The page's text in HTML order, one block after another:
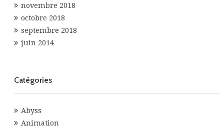
novembre 2018
octobre 2018
septembre 2018
juin 2014
Catégories
Abyss
Animation